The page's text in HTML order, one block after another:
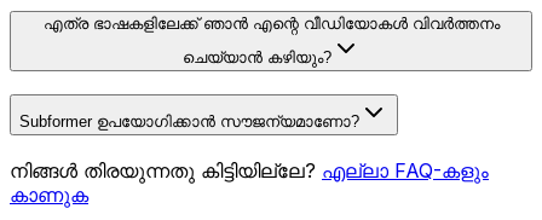
എത്ര ഭാഷകളിലേക്ക് ഞാൻ എന്റെ വീഡിയോകൾ വിവർത്തനം
ചെയ്യാൻ കഴിയും?
Subformer ഉപയോഗിക്കാൻ സൗജന്യമാണോ?
നിങ്ങൾ തിരയുന്നതു കിട്ടിയില്ലേ? എല്ലാ FAQ-കളും
കാണുക